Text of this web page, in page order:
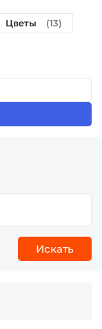
Цветы (13)
Искать